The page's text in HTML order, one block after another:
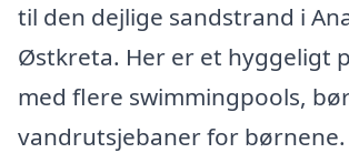
til den dejlige sandstrand i
Østkreta. Her er et hyggeligt
med flere swimmingpools,
vandrutsjebaner for